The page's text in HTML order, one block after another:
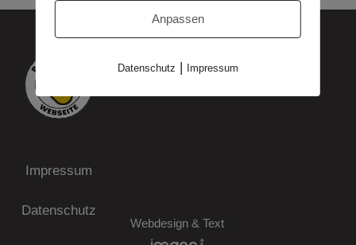
Impressum
Datenschutz
Webdesign & Text
Anpassen
Datenschutz | Impressum